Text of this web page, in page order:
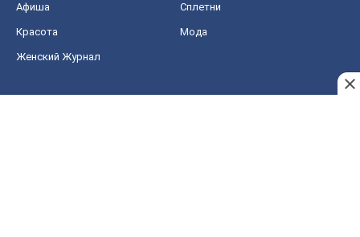
Афиша Сплетни
Красота Мода
Женский Журнал